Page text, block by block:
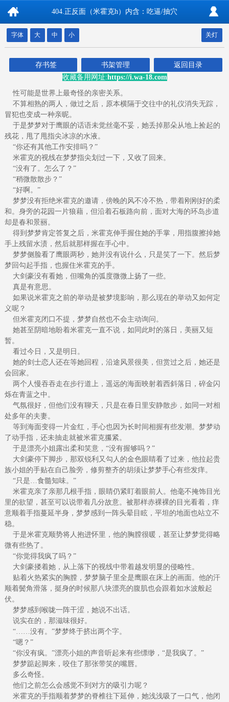
404.正反面（米霍克h）内含：吃逼/抽穴
字体 大 中 小 关灯
存书签 书架管理
返回目录
收藏备用网址:https://i.wa-18.com
性可能是世界上最奇怪的亲密关系。
不算相熟的两人，做过之后，原本横隔于交往中的礼仪消失无踪，
冒犯也变成一种亲昵。
于是梦梦对于鹰眼的话语未觉丝毫不妥，她丢掉那朵从地上捡起的
残花，甩了甩指尖冰凉的水液。
“你还有其他工作安排吗？”
米霍克的视线在梦梦指尖划过一下，又收了回来。
“没有了。怎么了？”
“稍微散散步？”
“好啊。”
梦梦没有拒绝米霍克的邀请，傍晚的风不冷不热，带着刚刚好的柔
和。身旁的花园一片狼藉，但沿着石板路向前，面对大海的环岛步道
却是春和景丽。
得到梦梦肯定答复之后，米霍克伸手握住她的手掌，用指腹擦掉她
手上残留水渍，然后就那样握在手心中。
梦梦侧脸看了鹰眼两秒，她并没有说什么，只是笑了一下。然后梦
梦回勾起手指，也握住米霍克的手。
大剑豪没有看她，但嘴角的弧度微微上扬了一些。
真是有意思。
如果说米霍克之前的举动是被梦境影响，那么现在的举动又如何定
义呢？
但米霍克闭口不提，梦梦自然也不会主动询问。
她甚至阴暗地盼着米霍克一直不说，如同此时的落日，美丽又短
暂。
看过今日，又是明日。
她的剑士恋人还在等她回程，沿途风景很美，但赏过之后，她还是
会回家。
两个人慢吞吞走在步行道上，遥远的海面映射着西斜落日，碎金闪
烁在青蓝之中。
气氛很好，但他们没有聊天，只是在春日里安静散步，如同一对相
处多年的夫妻。
等到海面变得一片金红，手心也因为长时间相握有些发潮。梦梦动
了动手指，还未抽走就被米霍克攥紧。
于是漂亮小姐露出柔和笑意，“没有握够吗？”
大剑豪停下脚步，那双锐利又勾人的金色眼睛看了过来，他拉起贵
族小姐的手贴在自己脸旁，修剪整齐的胡须让梦梦手心有些发痒。
“只是…食髓知味。”
米霍克亲了亲那几根手指，眼睛仍紧盯着眼前人。他毫不掩饰目光
里的欲望，甚至可以说带着几分故意。被那样赤裸裸的目光看着，痒
意顺着手指蔓延半身，梦梦感到一阵头晕目眩，平坦的地面也站立不
稳。
于是米霍克顺势将人抱进怀里，他的胸膛很暖，甚至让梦梦觉得略
微有些热了。
“你觉得我疯了吗？”
大剑豪搂着她，从上落下的视线中带着越发明显的侵略性。
贴着火热紧实的胸膛，梦梦脑子里全是鹰眼在床上的画面。他的汗
顺着鬓角滑落，挺身的时候那八块漂亮的腹肌也会跟着如水波般起
伏。
梦梦感到喉咙一阵干涩，她说不出话。
说实在的，那滋味很好。
“……没有。”梦梦终于挤出两个字。
“嗯？”
“你没有疯。”漂亮小姐的声音听起来有些缥缈，“是我疯了。”
梦梦踮起脚来，咬住了那张带笑的嘴唇。
多么奇怪。
他们之前怎么会感觉不到对方的吸引力呢？
米霍克的手指顺着梦梦的脊椎往下延伸，她浅浅吸了一口气，他闭